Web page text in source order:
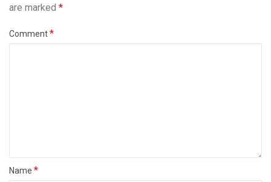
are marked *
Comment*
Name *